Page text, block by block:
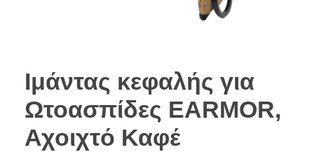
Ιμάντας κεφαλής για
Ωτοασπίδες EARMOR,
Αχοιχτό Καφέ